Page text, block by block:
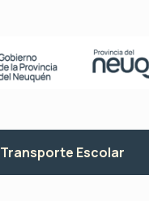
Transporte Escolar